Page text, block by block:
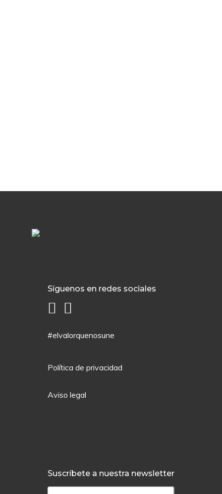
Síguenos en redes sociales
#elvalorquenosune
Política de privacidad
Aviso legal
Suscríbete a nuestra newsletter